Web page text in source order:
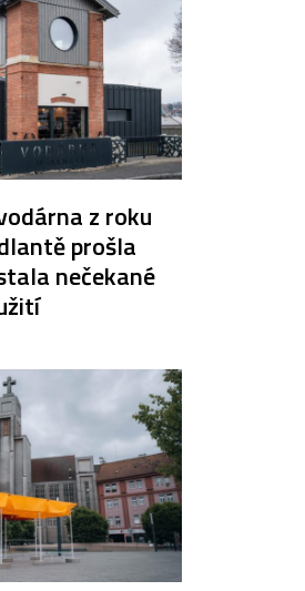
z roku
prošla
nečekané